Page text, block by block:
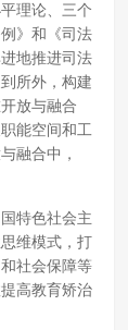
理论、三个
》和《司法
地推进司法
所外，构建
放与融合
能空间和工
融合中，
特色社会主
维模式，打
社会保障等
高教育矫治